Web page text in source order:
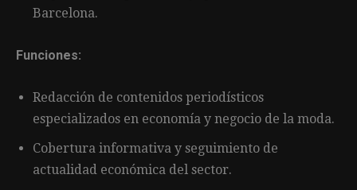
Barcelona.
Funciones:
Redacción de contenidos periodísticos
especializados en economía y negocio de la moda.
Cobertura informativa y seguimiento de
actualidad económica del sector.